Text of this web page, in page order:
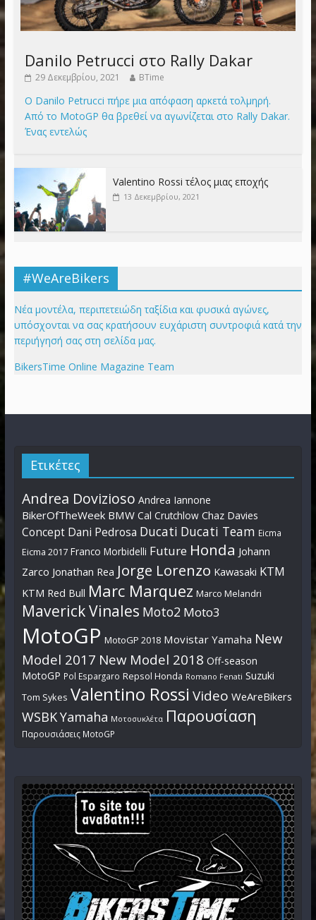
Danilo Petrucci στο Rally Dakar
29 Δεκεμβρίου, 2021 BTime
Ο Danilo Petrucci πήρε μια απόφαση αρκετά τολμηρή.
Από το MotoGP θα βρεθεί να αγωνίζεται στο Rally Dakar.
Ένας εντελώς
Valentino Rossi τέλος μιας εποχής
13 Δεκεμβρίου, 2021
#WeAreBikers
Νέα μοντέλα, περιπετειώδη ταξίδια και φυσικά αγώνες,
υπόσχονται να σας κρατήσουν ευχάριστη συντροφιά κατά την
περιήγησή σας στη σελίδα μας.
BikersTime Online Magazine Team
Ετικέτες
Andrea Dovizioso Andrea Iannone
BikerOfTheWeek BMW Cal Crutchlow Chaz Davies
Concept Dani Pedrosa Ducati Ducati Team Eicma
Eicma 2017 Franco Morbidelli Future Honda Johann
Zarco Jonathan Rea Jorge Lorenzo Kawasaki KTM
KTM Red Bull Marc Marquez Marco Melandri
Maverick Vinales Moto2 Moto3
MotoGP MotoGP 2018 Movistar Yamaha New
Model 2017 New Model 2018 Off-season
MotoGP Pol Espargaro Repsol Honda Romano Fenati Suzuki
Tom Sykes Valentino Rossi Video WeAreBikers
WSBKYamaha Μοτοσυκλέτα Παρουσίαση
Παρουσιάσεις MotoGP